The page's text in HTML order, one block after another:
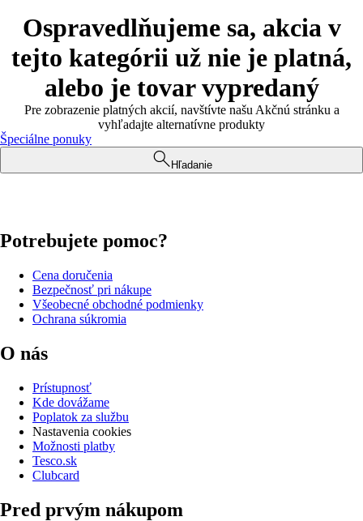
Ospravedlňujeme sa, akcia v
tejto kategórii už nie je platná,
alebo je tovar vypredaný
Pre zobrazenie platných akcií, navštívte našu Akčnú stránku a
vyhľadajte alternatívne produkty
Špeciálne ponuky
Hľadanie
Potrebujete pomoc?
Cena doručenia
Bezpečnosť pri nákupe
Všeobecné obchodné podmienky
Ochrana súkromia
O nás
Prístupnosť
Kde dovážame
Poplatok za službu
Nastavenia cookies
Možnosti platby
Tesco.sk
Clubcard
Pred prvým nákupom